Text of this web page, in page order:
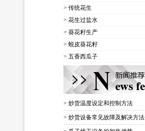
> 传统花生
> 花生过盐水
> 葵花籽生产
> 蜕皮葵花籽
> 五香西瓜子
> 炒货温度设定和控制方法
> 炒货设备常见故障及解决方法